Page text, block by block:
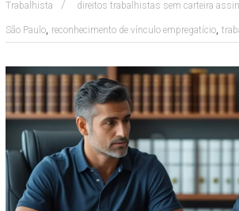
Trabalhista direitos trabalhistas sem carteira
São Paulo, reconhecimento de vínculo empregatício,